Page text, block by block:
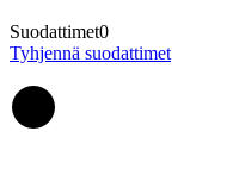
Suodattimet0
Tyhjennä suodattimet